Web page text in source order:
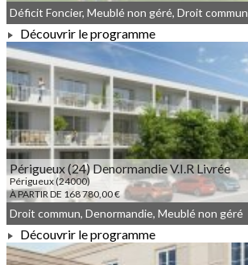
À PARTIR DE 211 335,00 €
Déficit Foncier, Meublé non géré, Droit commun
Découvrir le programme
Périgueux (24) Denormandie V.I.R Livrée
Périgueux (24000)
À PARTIR DE 168 780,00 €
Droit commun, Denormandie, Meublé non géré
Découvrir le programme